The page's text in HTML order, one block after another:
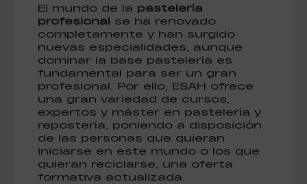
El mundo de la pastelería
profesional se ha renovado
completamente y han surgido
nuevas especialidades, aunque
dominar la base pastelería es
fundamental para ser un gran
profesional. Por ello, ESAH ofrece
una gran variedad de cursos,
expertos y máster en pastelería y
repostería, poniendo a disposición
de las personas que quieran
iniciarse en este mundo o los que
quieran reciclarse, una oferta
formativa actualizada.